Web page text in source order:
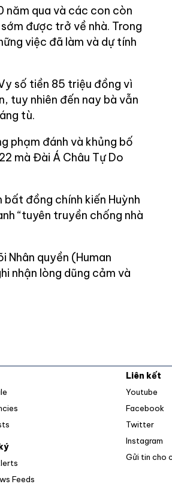
năm qua và các con còn
được trở về nhà. Trong
việc đã làm và dự tính
số tiền 85 triệu đồng vì
tuy nhiên đến nay bà vẫn
tù.
phạm đánh và khủng bố
mà Đài Á Châu Tự Do
bất đồng chính kiến Huỳnh
“tuyên truyền chống nhà
Nhân quyền (Human
nhận lòng dũng cảm và
Feeds
Liên kết
Youtube
Facebook
Twitter
Instagram
Gửi tin cho